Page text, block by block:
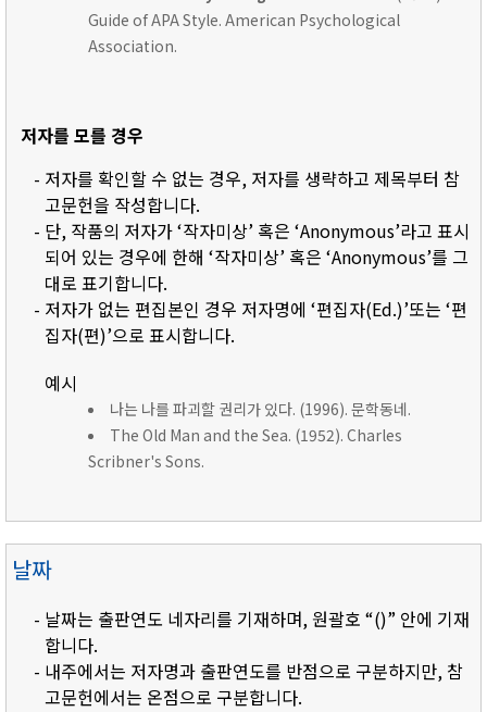
Guide of APA Style. American Psychological
Association.
저자를 모를 경우
- 저자를 확인할 수 없는 경우, 저자를 생략하고 제목부터 참
고문헌을 작성합니다.
- 단, 작품의 저자가 ‘작자미상’ 혹은 ‘Anonymous’라고 표시
되어 있는 경우에 한해 ‘작자미상’ 혹은 ‘Anonymous’를 그
대로 표기합니다.
- 저자가 없는 편집본인 경우 저자명에 ‘편집자(Ed.)’또는 ‘편
집자(편)’으로 표시합니다.
예시
나는 나를 파괴할 권리가 있다. (1996). 문학동네.
The Old Man and the Sea. (1952). Charles
Scribner's Sons.
날짜
- 날짜는 출판연도 네자리를 기재하며, 원괄호 “()” 안에 기재
합니다.
- 내주에서는 저자명과 출판연도를 반점으로 구분하지만, 참
고문헌에서는 온점으로 구분합니다.